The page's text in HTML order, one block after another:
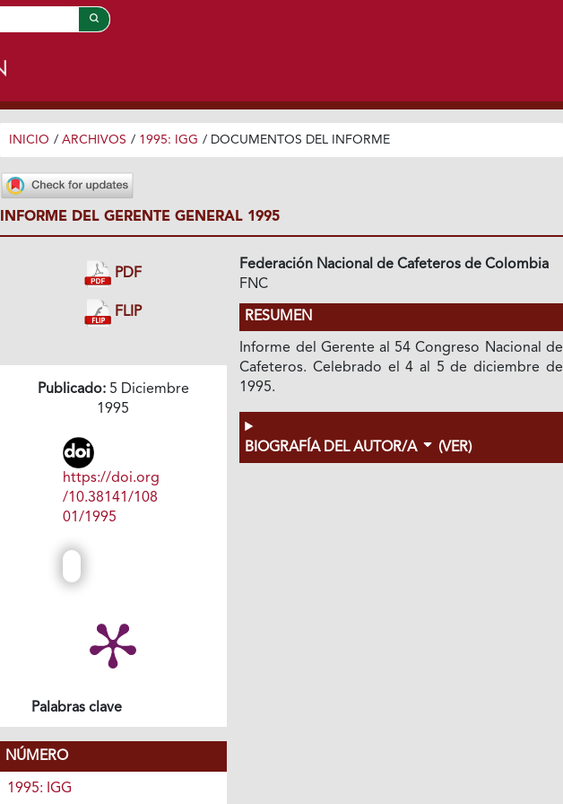
INICIO / ARCHIVOS / 1995: IGG / DOCUMENTOS DEL INFORME
INFORME DEL GERENTE GENERAL 1995
PDF
FLIP
Publicado:5 Diciembre
1995
https://doi.org
/10.38141/108
01/1995
Palabras clave
NÚMERO
1995: IGG
Federación Nacional de Cafeteros de Colombia
FNC
RESUMEN
Informe del Gerente al 54 Congreso Nacional de
Cafeteros. Celebrado el 4 al 5 de diciembre de
1995.
BIOGRAFÍA DEL AUTOR/A (VER)